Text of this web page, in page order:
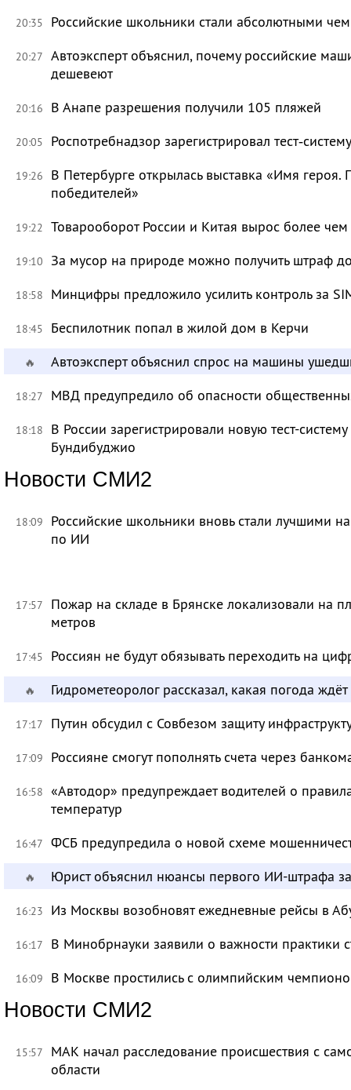
20:35 Российские школьники стали абсолютными
20:27 Автоэксперт объяснил, почему российские
дешевеют
20:16 В Анапе разрешения получили 105 пляжей
20:05 Роспотребнадзор зарегистрировал
19:26
В Петербурге открылась выставка «Имя героя.
победителей»
19:22 Товарооборот России и Китая вырос более чем
19:10 За мусор на природе можно получить штраф
18:58 Минцифры предложило усилить контроль за
18:45 Беспилотник попал в жилой дом в Керчи
🔥 Автоэксперт объяснил спрос на машины
18:27 МВД предупредило об опасности
18:18
В России зарегистрировали новую тест-
Бундибуджио
Новости СМИ2
18:09
Российские школьники вновь стали лучшими
по ИИ
17:57
Пожар на складе в Брянске локализовали на
метров
17:45 Россиян не будут обязывать переходить на
🔥 Гидрометеоролог рассказал, какая погода
17:17 Путин обсудил с Совбезом защиту
17:09 Россияне смогут пополнять счета через
16:58 «Автодор» предупреждает водителей о
температур
16:47 ФСБ предупредила о новой схеме
🔥 Юрист объяснил нюансы первого ИИ-штрафа
16:23 Из Москвы возобновят ежедневные рейсы в
16:17 В Минобрнауки заявили о важности практики
16:09 В Москве простились с олимпийским
Новости СМИ2
15:57
МАК начал расследование происшествия с
области